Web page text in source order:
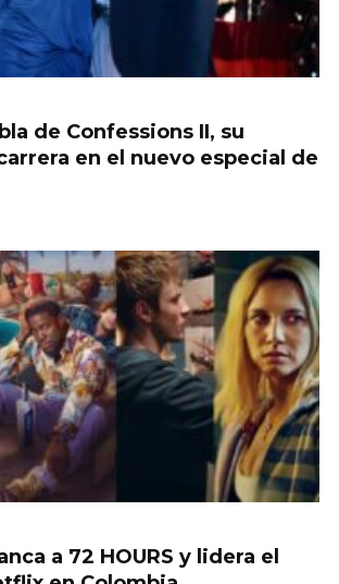
de Confessions II, su
en el nuevo especial de
a 72 HOURS y lidera el